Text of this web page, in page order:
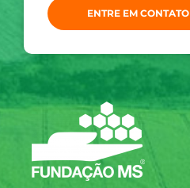
ENTRE EM CONTATO